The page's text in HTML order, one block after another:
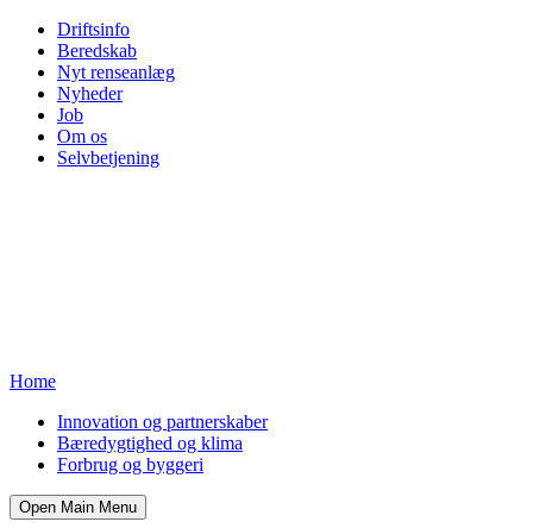
Driftsinfo
Beredskab
Nyt renseanlæg
Nyheder
Job
Om os
Selvbetjening
Home
Innovation og partnerskaber
Bæredygtighed og klima
Forbrug og byggeri
Open Main Menu